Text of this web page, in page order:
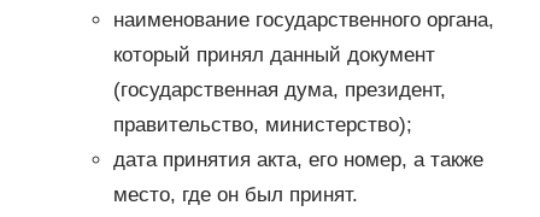
наименование государственного органа,
который принял данный документ
(государственная дума, президент,
правительство, министерство);
дата принятия акта, его номер, а также
место, где он был принят.